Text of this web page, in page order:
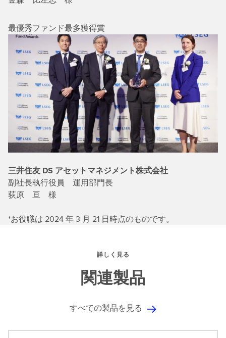
最優秀ファンド最多獲得賞
三井住友 DS アセットマネジメント株式会社
副社長執行役員 運用部門長
荻原 亘 様
*お役職は 2024 年 3 月 21 日時点のものです。
詳しく見る
関連製品
すべての製品を見る